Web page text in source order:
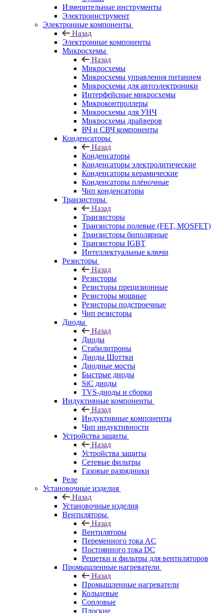
Измерительные инструменты
Электроинструмент
Электронные компоненты
Назад
Электронные компоненты
Микросхемы
Назад
Микросхемы
Микросхемы управления питанием
Микросхемы для автоэлектроники
Интерфейсные микросхемы
Микроконтроллеры
Микросхемы для УНЧ
Микросхемы драйверов
ВЧ и СВЧ компоненты
Конденсаторы
Назад
Конденсаторы
Конденсаторы электролитические
Конденсаторы керамические
Конденсаторы плёночные
Чип конденсаторы
Транзисторы
Назад
Транзисторы
Транзисторы полевые (FET, MOSFET)
Транзисторы биполярные
Транзисторы IGBT
Интеллектуальные ключи
Резисторы
Назад
Резисторы
Резисторы прецизионные
Резисторы мощные
Резисторы подстроечные
Чип резисторы
Диоды
Назад
Диоды
Стабилитроны
Диоды Шоттки
Диодные мосты
Быстрые диоды
SiC диоды
TVS-диоды и сборки
Индуктивные компоненты
Назад
Индуктивные компоненты
Чип индуктивности
Устройства защиты
Назад
Устройства защиты
Сетевые фильтры
Газовые разрядники
Реле
Установочные изделия
Назад
Установочные изделия
Вентиляторы
Назад
Вентиляторы
Переменного тока AC
Постоянного тока DC
Решетки и фильтры для вентиляторов
Промышленные нагреватели
Назад
Промышленные нагреватели
Кольцевые
Сопловые
Плоские